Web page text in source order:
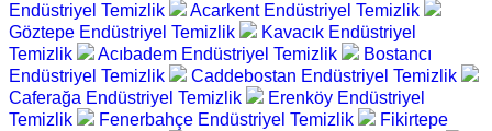
Endüstriyel Temizlik
Acarkent Endüstriyel Temizlik
Göztepe Endüstriyel Temizlik
Kavacık Endüstriyel
Temizlik
Acıbadem Endüstriyel Temizlik
Bostancı
Endüstriyel Temizlik
Caddebostan Endüstriyel Temizlik
Caferağa Endüstriyel Temizlik
Erenköy Endüstriyel
Temizlik
Fenerbahçe Endüstriyel Temizlik
Fikirtepe